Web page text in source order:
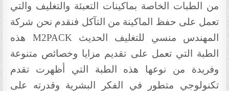
من الطبات الخاصة بماكينات التعبئة والتغليف والتي
تعمل على حفظ الماكينة من التآكل فنقدم نحن شركة
المهندس منسي للتغليف الحديث M2PACK هذه
الطبة التي تعمل على تقديم مزايا وخصائص متنوعة
وفريدة من نوعها هذه الطبة التي أظهرت تقدم
تكنولوجي متطور في الفكر البشرية وقدرته على